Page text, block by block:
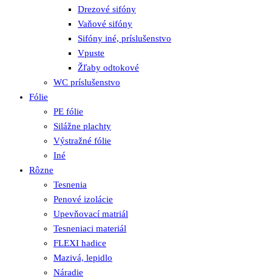
Drezové sifóny
Vaňové sifóny
Sifóny iné, príslušenstvo
Vpuste
Žľaby odtokové
WC príslušenstvo
Fólie
PE fólie
Silážne plachty
Výstražné fólie
Iné
Rôzne
Tesnenia
Penové izolácie
Upevňovací matriál
Tesneniaci materiál
FLEXI hadice
Mazivá, lepidlo
Náradie